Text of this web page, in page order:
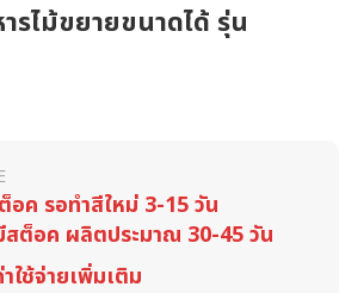
รไม้ขยายขนาดได้ รุ่น
อค รอทำสีใหม่ 3-15 วัน
สต็อค ผลิตประมาณ 30-45 วัน
ช้จ่ายเพิ่มเติม